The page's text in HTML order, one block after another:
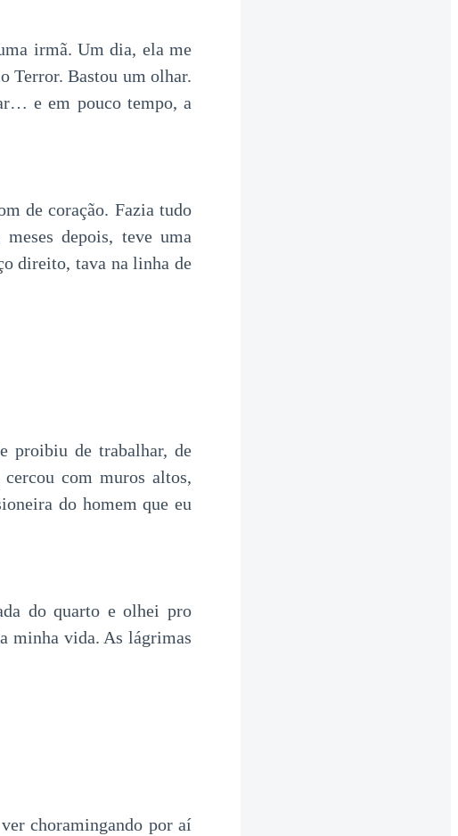
irmã. Um dia, ela me
Terror. Bastou um olhar.
e em pouco tempo, a
de coração. Fazia tudo
depois, teve uma
direito, tava na linha de
proibiu de trabalhar, de
com muros altos,
do homem que eu
do quarto e olhei pro
minha vida. As lágrimas
choramingando por aí